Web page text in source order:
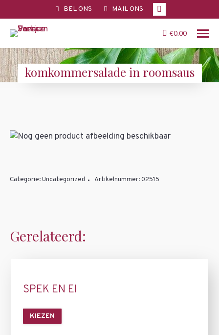
BEL ONS MAIL ONS
page
opens
in
new
window
€0.00
komkommersalade in roomsaus
You are here:
Categorie:Uncategorized Artikelnummer:02515
Gerelateerd:
SPEK EN EI
KIEZEN